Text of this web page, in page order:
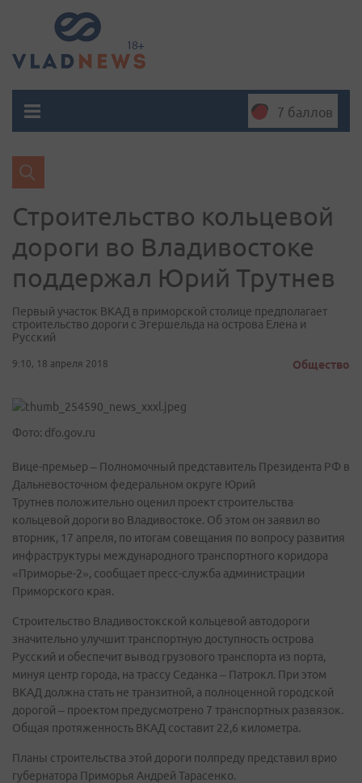
7 баллов
Строительство кольцевой
дороги во Владивостоке
поддержал Юрий Трутнев
Первый участок ВКАД в приморской столице предполагает
строительство дороги с Эгершельда на острова Елена и
Русский
9:10, 18 апреля 2018 Общество
Фото: dfo.gov.ru
Вице-премьер – Полномочный представитель Президента РФ в
Дальневосточном федеральном округе Юрий
Трутнев положительно оценил проект строительства
кольцевой дороги во Владивостоке. Об этом он заявил во
вторник, 17 апреля, по итогам совещания по вопросу развития
инфраструктуры международного транспортного коридора
«Приморье-2», сообщает пресс-служба администрации
Приморского края.
Строительство Владивостокской кольцевой автодороги
значительно улучшит транспортную доступность острова
Русский и обеспечит вывод грузового транспорта из порта,
минуя центр города, на трассу Седанка – Патрокл. При этом
ВКАД должна стать не транзитной, а полноценной городской
дорогой – проектом предусмотрено 7 транспортных развязок.
Общая протяженность ВКАД составит 22,6 километра.
Планы строительства этой дороги полпреду представил врио
губернатора Приморья Андрей Тарасенко.